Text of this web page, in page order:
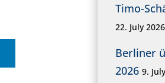
Timo-
22. July 2026
Berliner
2026 9.